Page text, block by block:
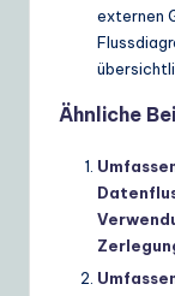
externen
Ähnliche